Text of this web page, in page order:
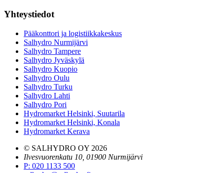
Yhteystiedot
Pääkonttori ja logistiikkakeskus
Salhydro Nurmijärvi
Salhydro Tampere
Salhydro Jyväskylä
Salhydro Kuopio
Salhydro Oulu
Salhydro Turku
Salhydro Lahti
Salhydro Pori
Hydromarket Helsinki, Suutarila
Hydromarket Helsinki, Konala
Hydromarket Kerava
© SALHYDRO OY 2026
Ilvesvuorenkatu 10, 01900 Nurmijärvi
P: 020 1133 500